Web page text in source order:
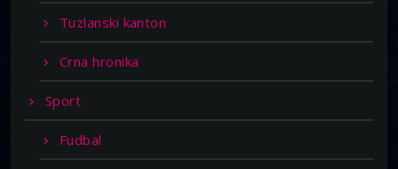
Tuzlanski kanton
Crna hronika
Sport
Fudbal